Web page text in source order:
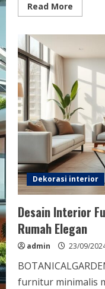
Read More
more
Interior
Ide
Ruang
Tamu
Elegan
Dekorasi interior
Desain Interior
Rumah Elegan
admin 23/09/
furnitur minimalis